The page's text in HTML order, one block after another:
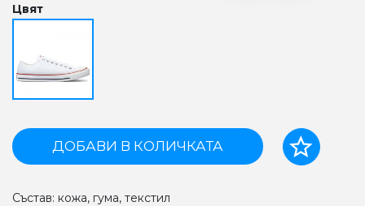
Цвят
ДОБАВИ В КОЛИЧКАТА
Състав: кожа, гума, текстил